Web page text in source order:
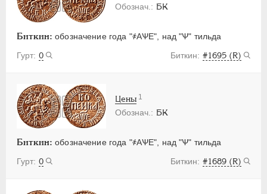
БК
Биткин: обозначение года "҂АѰЕ", над "Ѱ" тильда
0
#1695 (R)
БК
Биткин: обозначение года "҂АѰЕ", над "Ѱ" тильда
0
#1689 (R)
Цены 1